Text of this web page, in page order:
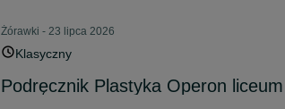
Żórawki - 23 lipca 2026
Klasyczny
Podręcznik Plastyka Operon